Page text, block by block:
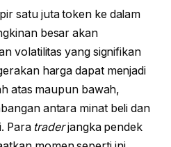
satu juta token ke dalam
besar akan
volatilitas yang signifikan
harga dapat menjadi
atas maupun bawah,
antara minat beli dan
Para traderjangka pendek